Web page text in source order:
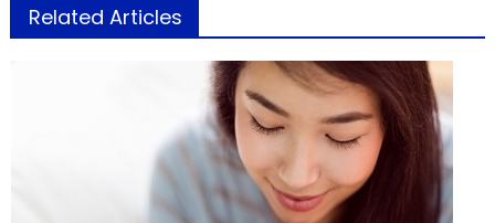
Related Articles